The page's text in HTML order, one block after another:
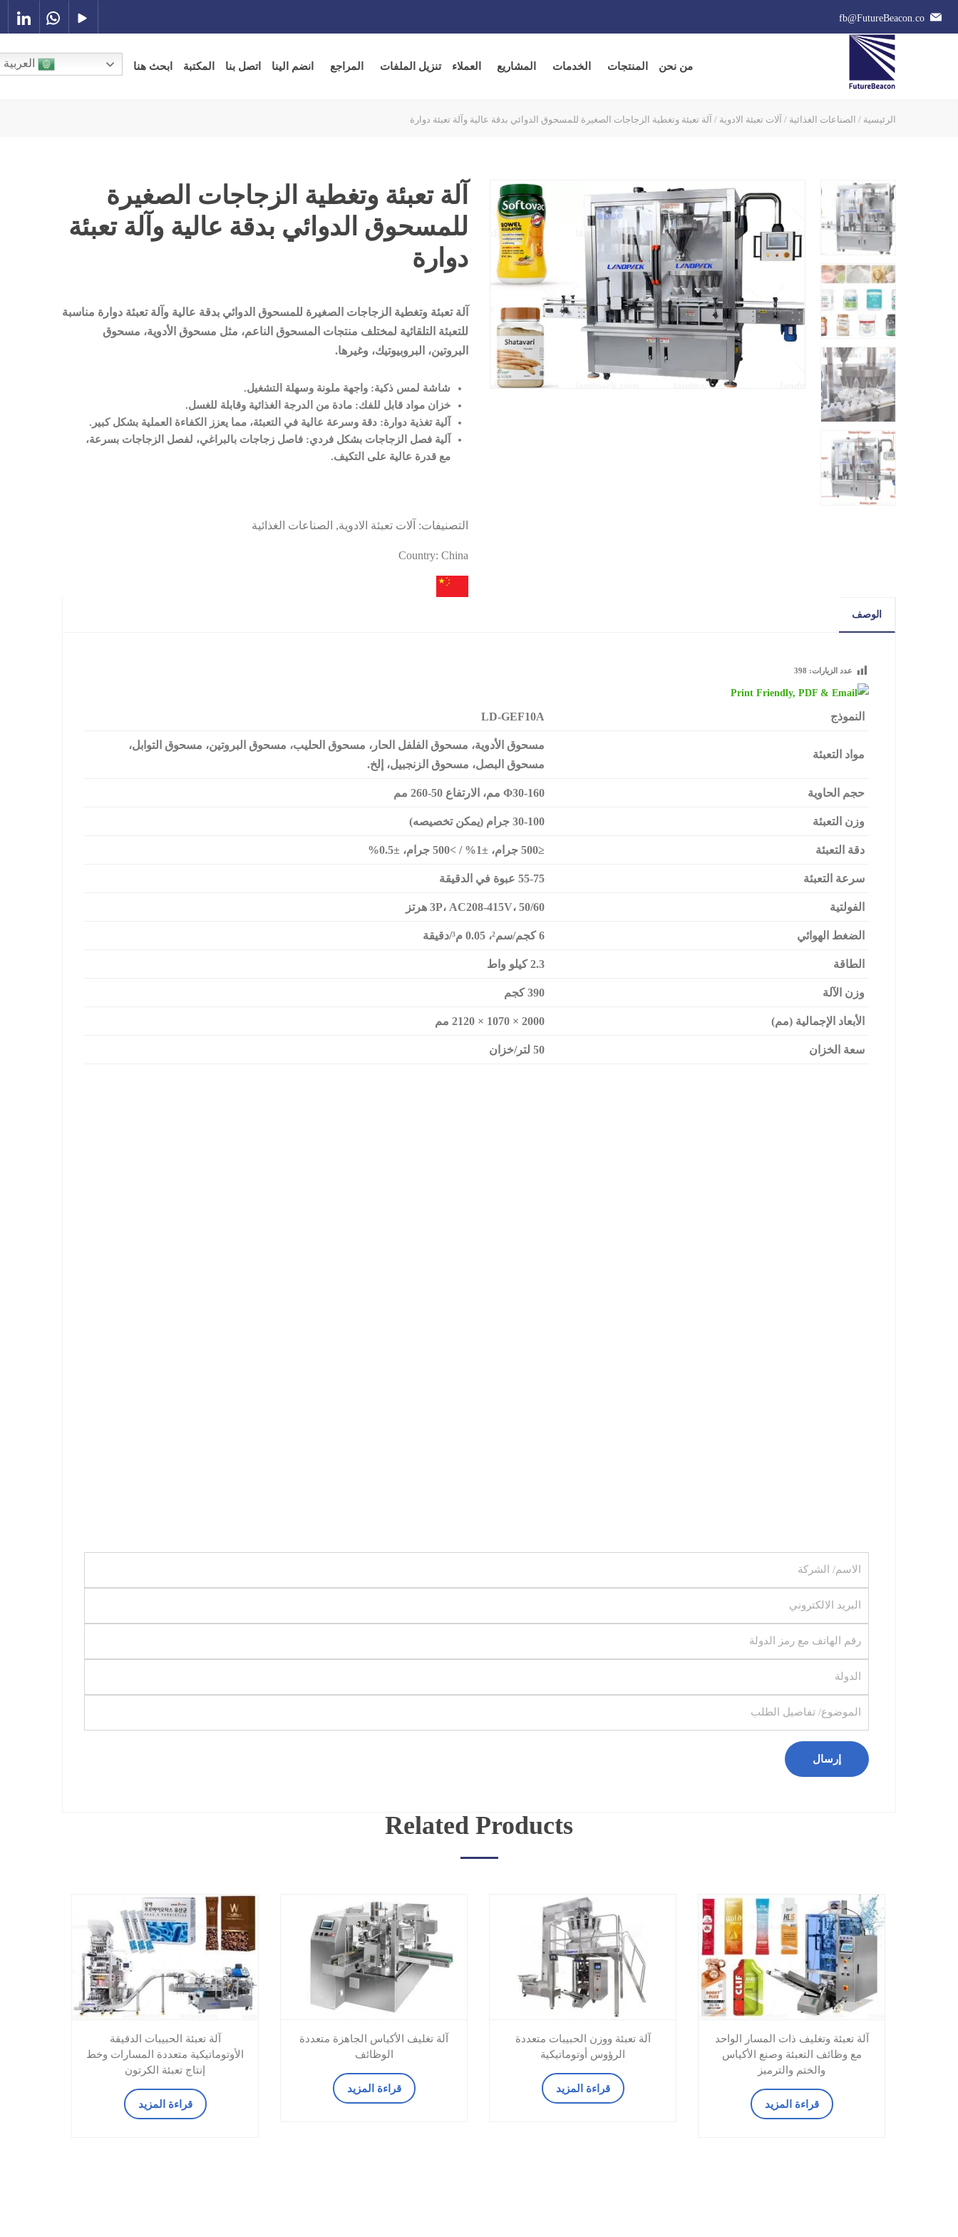
fb@FutureBeacon.co
من نحن المنتجات الخدمات المشاريع العملاء تنزيل الملفات المراجع انضم الينا اتصل بنا المكتبة ابحث هنا العربية
الرئيسية / الصناعات الغذائية / آلات تعبئة الادوية / آلة تعبئة وتغطية الزجاجات الصغيرة للمسحوق الدوائي بدقة عالية وآلة تعبئة دوارة
آلة تعبئة وتغطية الزجاجات الصغيرة
للمسحوق الدوائي بدقة عالية وآلة تعبئة
دوارة
آلة تعبئة وتغطية الزجاجات الصغيرة للمسحوق الدوائي بدقة عالية وآلة تعبئة دوارة مناسبة
للتعبئة التلقائية لمختلف منتجات المسحوق الناعم، مثل مسحوق الأدوية، مسحوق
البروتين، البروبيوتيك، وغيرها.
شاشة لمس ذكية: واجهة ملونة وسهلة التشغيل.
خزان مواد قابل للفك: مادة من الدرجة الغذائية وقابلة للغسل.
آلية تغذية دوارة: دقة وسرعة عالية في التعبئة، مما يعزز الكفاءة العملية بشكل كبير.
آلية فصل الزجاجات بشكل فردي: فاصل زجاجات بالبراغي، لفصل الزجاجات بسرعة،
مع قدرة عالية على التكيف.
التصنيفات: آلات تعبئة الادوية, الصناعات الغذائية
Country: China
الوصف
عدد الزيارات: 398
النموذج LD-GEF10A
مواد التعبئة
مسحوق الأدوية، مسحوق الفلفل الحار، مسحوق الحليب، مسحوق البروتين، مسحوق التوابل،
مسحوق البصل، مسحوق الزنجبيل، إلخ.
حجم الحاوية Φ30-160 مم، الارتفاع 50-260 مم
وزن التعبئة 30-100 جرام (يمكن تخصيصه)
دقة التعبئة ≤500 جرام، ±1% / >500 جرام، ±0.5%
سرعة التعبئة 55-75 عبوة في الدقيقة
الفولتية 3P، AC208-415V، 50/60 هرتز
الضغط الهوائي 6 كجم/سم²، 0.05 م³/دقيقة
الطاقة 2.3 كيلو واط
وزن الآلة 390 كجم
الأبعاد الإجمالية (مم) 2000 × 1070 × 2120 مم
سعة الخزان 50 لتر/خزان
Related Products
آلة تعبئة الحبيبات الدقيقة
الأوتوماتيكية متعددة المسارات وخط
إنتاج تعبئة الكرتون
قراءة المزيد
آلة تغليف الأكياس الجاهزة متعددة
الوظائف
قراءة المزيد
آلة تعبئة ووزن الحبيبات متعددة
الرؤوس أوتوماتيكية
قراءة المزيد
آلة تعبئة وتغليف ذات المسار الواحد
مع وظائف التعبئة وصنع الأكياس
والختم والترميز
قراءة المزيد